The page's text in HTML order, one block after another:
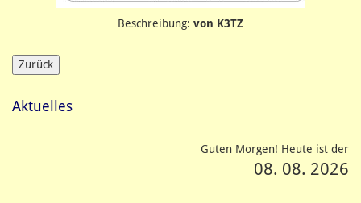
Beschreibung: von K3TZ
Aktuelles
Guten Morgen! Heute ist der
08. 08. 2026